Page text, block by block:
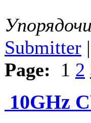
Submitter |
Page:
1 2
10GHz